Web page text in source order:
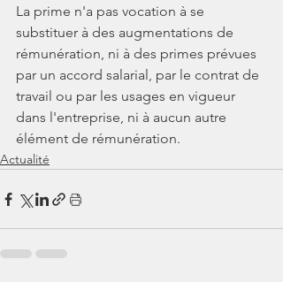
La prime n'a pas vocation à se
substituer à des augmentations de
rémunération, ni à des primes prévues
par un accord salarial, par le contrat de
travail ou par les usages en vigueur
dans l'entreprise, ni à aucun autre
élément de rémunération.
Actualité